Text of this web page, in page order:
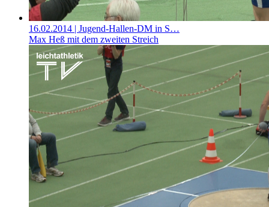
16.02.2014 | Jugend-Hallen-DM in S…
Max Heß mit dem zweiten Streich